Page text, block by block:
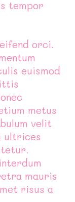
tempor
orci.
euismod
metus
velit
ultrices
mauris
risus a